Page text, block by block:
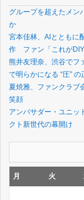
グループを超えたメ
か
宮本佳林、AIとともに
作 ファン「これが
熊井友理奈、渋谷で
で明らかになる “圧” の
夏焼雅、ファンクラブ
笑顔
アンバサダー・ユニッ
クト新世代の幕開け
月 火